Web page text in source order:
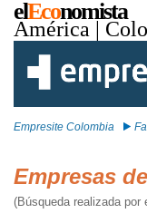
elEconomista
América |
Empresite Colombia
Empresas
(Búsqueda realizada por